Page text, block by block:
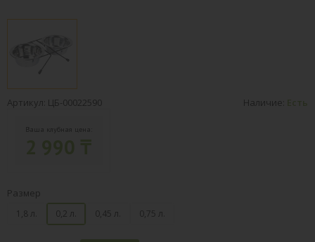
Артикул: ЦБ-00022590 Наличие: Есть
Ваша клубная цена:
Размер
1,8 л. 0,2 л. 0,45 л. 0,75 л.